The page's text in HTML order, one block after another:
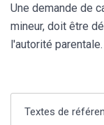
Une demande de
mineur, doit être
l'autorité parentale.
Textes de